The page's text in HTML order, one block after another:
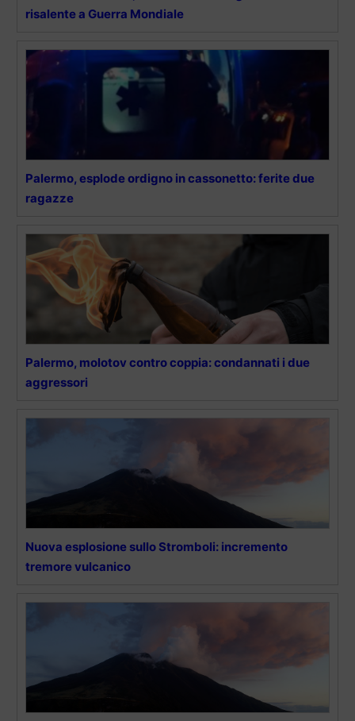
risalente a Guerra Mondiale
Palermo, esplode ordigno in cassonetto: ferite due
ragazze
Palermo, molotov contro coppia: condannati i due
aggressori
Nuova esplosione sullo Stromboli: incremento
tremore vulcanico